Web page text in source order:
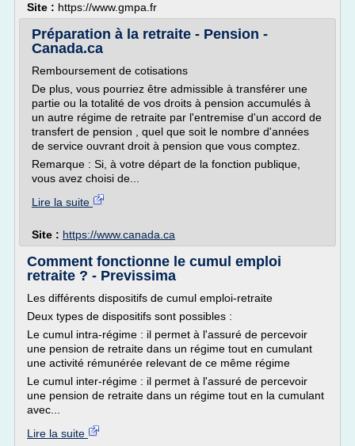
Site : https://www.gmpa.fr
Préparation à la retraite - Pension -
Canada.ca
Remboursement de cotisations
De plus, vous pourriez être admissible à transférer une
partie ou la totalité de vos droits à pension accumulés à
un autre régime de retraite par l'entremise d'un accord de
transfert de pension , quel que soit le nombre d'années
de service ouvrant droit à pension que vous comptez.
Remarque : Si, à votre départ de la fonction publique,
vous avez choisi de...
Lire la suite
Site : https://www.canada.ca
Comment fonctionne le cumul emploi
retraite ? - Previssima
Les différents dispositifs de cumul emploi-retraite
Deux types de dispositifs sont possibles :
Le cumul intra-régime : il permet à l'assuré de percevoir
une pension de retraite dans un régime tout en cumulant
une activité rémunérée relevant de ce même régime
Le cumul inter-régime : il permet à l'assuré de percevoir
une pension de retraite dans un régime tout en la cumulant
avec...
Lire la suite